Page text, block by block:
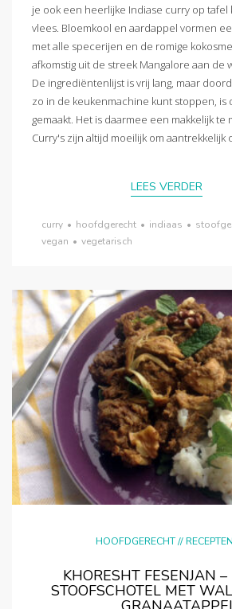
je ook een heerlijke Indiase curry op
vlees. Bloemkool en aardappel vormen
met alle specerijen en de romige
afkomstig uit de streek Mangalore aan de
De ingrediëntenlijst is vrij lang, maar
zo in de keukenmachine kunt stoppen, is
gemaakt. Het is daarmee een makkelijk te
Curry's zijn altijd moeilijk om aantrekkelijk
LEES VERDER
curry • hoofdgerecht • indiaas •
vegan • vegetarisch
HOOFDGERECHT//RECEPTEN
KHORESHT FESENJAN
STOOFSCHOTEL MET